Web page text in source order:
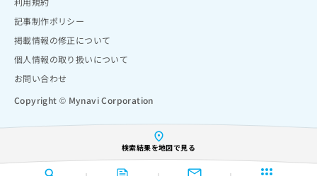
検索結果を地図で見る
記事制作ポリシー
掲載情報の修正について
個人情報の取り扱いについて
お問い合わせ
Copyright © Mynavi Corporation